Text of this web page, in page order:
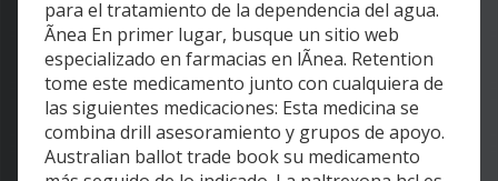
para el tratamiento de la dependencia del agua.
Ãnea En primer lugar, busque un sitio web
especializado en farmacias en lÃnea. Retention
tome este medicamento junto con cualquiera de
las siguientes medicaciones: Esta medicina se
combina drill asesoramiento y grupos de apoyo.
Australian ballot trade book su medicamento